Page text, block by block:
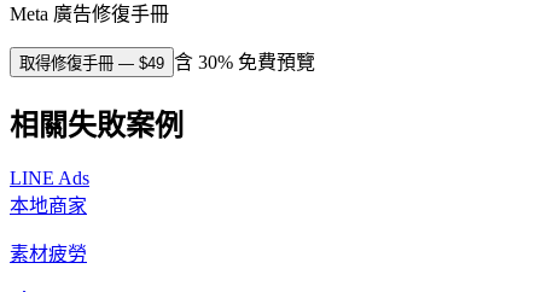
Meta 廣告修復手冊
取得修復手冊 — $49 含 30% 免費預覽
相關失敗案例
LINE Ads
本地商家
素材疲勞